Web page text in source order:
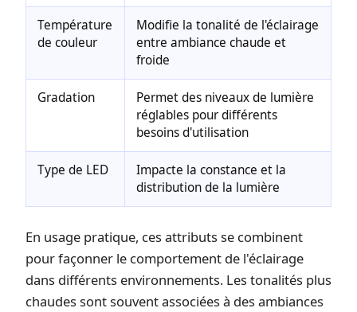
Température
de couleur
Modifie la tonalité de l'éclairage
entre ambiance chaude et
froide
Gradation
Permet des niveaux de lumière
réglables pour différents
besoins d'utilisation
Type de LED
Impacte la constance et la
distribution de la lumière
En usage pratique, ces attributs se combinent
pour façonner le comportement de l'éclairage
dans différents environnements. Les tonalités plus
chaudes sont souvent associées à des ambiances